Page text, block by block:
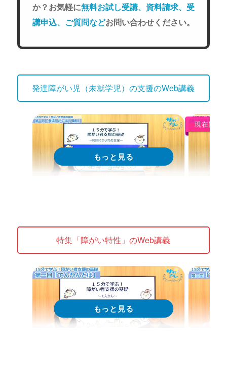
か？お気軽に無料お試し受講、資料請求、受
講申込、ご質問などお問い合わせください。
発達障がい児（未就学児）の支援のWeb講義
第1回「発達障がい児の理解」
Web講義を視聴する
現在閲覧
第2回
特集「障がい特性」のWeb講義